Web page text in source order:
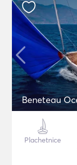
Beneteau
Plachetnice